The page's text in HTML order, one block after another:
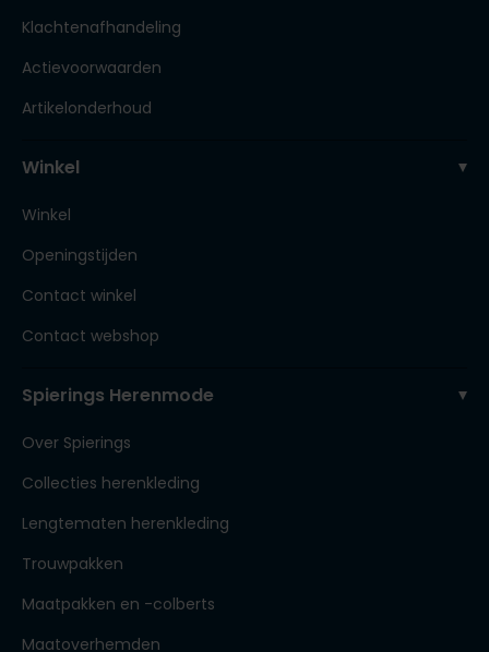
Klachtenafhandeling
Actievoorwaarden
Artikelonderhoud
Winkel
Winkel
Openingstijden
Contact winkel
Contact webshop
Spierings Herenmode
Over Spierings
Collecties herenkleding
Lengtematen herenkleding
Trouwpakken
Maatpakken en -colberts
Maatoverhemden